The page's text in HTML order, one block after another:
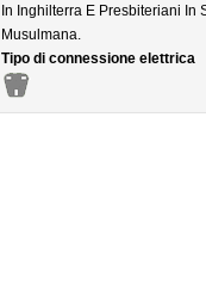
In Inghilterra E Presbiteriani In
Musulmana.
Tipo di connessione elettrica